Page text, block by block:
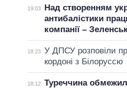
19:03
Над створенням
антибалістики
компанії –
18:23 У ДПСУ розповіли
кордоні з Білоруссю
18:12 Туреччина